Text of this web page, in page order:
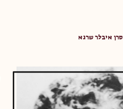
סרן איבלר שרגא